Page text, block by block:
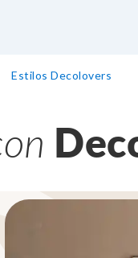
Estilos Decolovers